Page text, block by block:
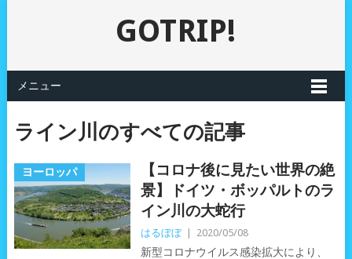
GOTRIP!
メニュー
ライン川のすべての記事
ヨーロッパ
【コロナ後に見たい世界の絶
景】ドイツ・ボッパルトのラ
イン川の大蛇行
はるぼぼ 2020/05/08
新型コロナウイルス感染拡大により、